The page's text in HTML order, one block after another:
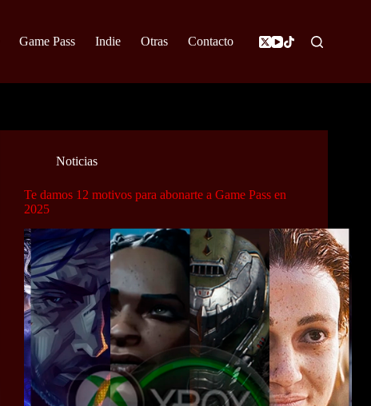
Game Pass Indie Otras Contacto
Noticias
Te damos 12 motivos para abonarte a Game Pass en
2025